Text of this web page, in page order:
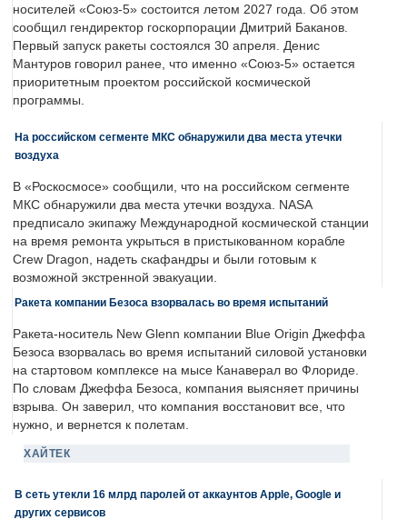
носителей «Союз-5» состоится летом 2027 года. Об этом
сообщил гендиректор госкорпорации Дмитрий Баканов.
Первый запуск ракеты состоялся 30 апреля. Денис
Мантуров говорил ранее, что именно «Союз-5» остается
приоритетным проектом российской космической
программы.
На российском сегменте МКС обнаружили два места утечки
воздуха
В «Роскосмосе» сообщили, что на российском сегменте
МКС обнаружили два места утечки воздуха. NASA
предписало экипажу Международной космической станции
на время ремонта укрыться в пристыкованном корабле
Crew Dragon, надеть скафандры и были готовым к
возможной экстренной эвакуации.
Ракета компании Безоса взорвалась во время испытаний
Ракета-носитель New Glenn компании Blue Origin Джеффа
Безоса взорвалась во время испытаний силовой установки
на стартовом комплексе на мысе Канаверал во Флориде.
По словам Джеффа Безоса, компания выясняет причины
взрыва. Он заверил, что компания восстановит все, что
нужно, и вернется к полетам.
ХАЙТЕК
В сеть утекли 16 млрд паролей от аккаунтов Apple, Google и
других сервисов